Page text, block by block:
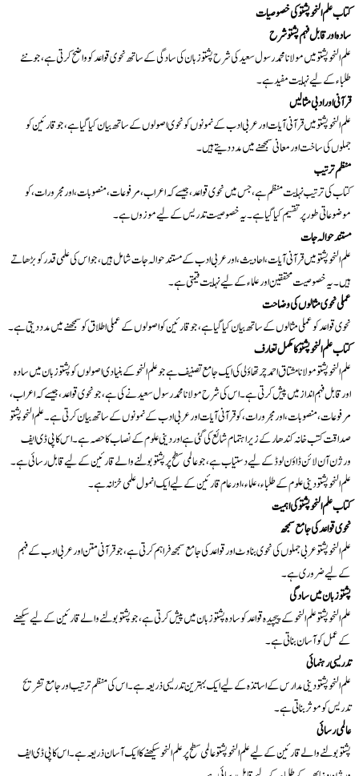
کتاب علم النحو پشتو کی خصوصیات
سادہ اور قابل فہم پشتو شرح
علم النحو پشتو میں مولانا محمد رسول سعید کی شرح پشتو زبان کی سادگی کے ساتھ نحوی قواعد کو واضح کرتی ہے، جو نئے
طلباء کے لیے نہایت مفید ہے۔
قرآنی اور ادبی مثالیں
علم النحو پشتو میں قرآنی آیات اور عربی ادب کے نمونوں کو نحوی اصولوں کے ساتھ بیان کیا گیا ہے، جو قارئین کو
جملوں کی ساخت اور معانی سمجھنے میں مدد دیتے ہیں۔
منظم ترتیب
کتاب کی ترتیب نہایت منظم ہے، جس میں نحوی قواعد، جیسے کہ اعراب، مرفوعات، منصوبات، اور مجرورات، کو
موضوعاتی طور پر تقسیم کیا گیا ہے۔ یہ خصوصیت تدریس کے لیے موزوں ہے۔
مستند حوالہ جات
علم النحو پشتو میں قرآنی آیات، احادیث، اور عربی ادب کے مستند حوالہ جات شامل ہیں، جو اس کی علمی قدر کو بڑھاتے
ہیں۔ یہ خصوصیت محققین اور علماء کے لیے نہایت قیمتی ہے۔
عملی نحوی مثالوں کی وضاحت
نحوی قواعد کو عملی مثالوں کے ساتھ بیان کیا گیا ہے، جو قارئین کو اصولوں کے عملی اطلاق کو سمجھنے میں مدد دیتی ہے۔
کتاب علم النحو پشتو کا مکمل تعارف
علم النحو پشتو مولانا مشتاق احمد چرتھاؤلی کی ایک جامع تصنیف ہے جو علم النحو کے بنیادی اصولوں کو پشتو زبان میں سادہ
اور قابل فہم انداز میں پیش کرتی ہے۔ اس کی شرح مولانا محمد رسول سعید نے کی ہے، جو نحوی قواعد، جیسے کہ اعراب،
مرفوعات، منصوبات، اور مجرورات، کو قرآنی آیات اور عربی ادب کے نمونوں کے ساتھ بیان کرتی ہے۔ علم النحو پشتو
صداقت کتب خانہ کندھار کے زیر اہتمام شائع کی گئی ہے اور دینی علوم کے نصاب کا حصہ ہے۔ اس کا پی ڈی ایف
ورژن آن لائن ڈاؤن لوڈ کے لیے دستیاب ہے، جو عالمی سطح پر پشتو بولنے والے قارئین کے لیے قابل رسائی ہے۔
علم النحو پشتو دینی علوم کے طلباء، علماء، اور عام قارئین کے لیے ایک انمول علمی خزانہ ہے۔
کتاب علم النحو پشتو کی اہمیت
نحوی قواعد کی جامع سمجھ
علم النحو پشتو عربی جملوں کی نحوی بناوٹ اور قواعد کی جامع سمجھ فراہم کرتی ہے، جو قرآنی متن اور عربی ادب کے فہم
کے لیے ضروری ہے۔
پشتو زبان میں سادگی
علم النحو پشتو علم النحو کے پیچیدہ قواعد کو سادہ پشتو زبان میں پیش کرتی ہے، جو پشتو بولنے والے قارئین کے لیے سیکھنے
کے عمل کو آسان بناتی ہے۔
تدریسی رہنمائی
علم النحو پشتو دینی مدارس کے اساتذہ کے لیے ایک بہترین تدریسی ذریعہ ہے۔ اس کی منظم ترتیب اور جامع تشریح
تدریس کو موثر بناتی ہے۔
عالمی رسائی
پشتو بولنے والے قارئین کے لیے علم النحو پشتو عالمی سطح پر علم النحو سیکھنے کا ایک آسان ذریعہ ہے۔ اس کا پی ڈی ایف